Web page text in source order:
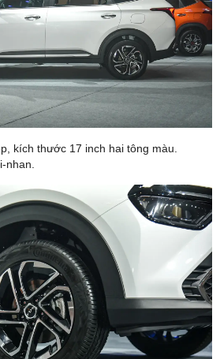
kích thước 17 inch hai tông màu.
nhan.